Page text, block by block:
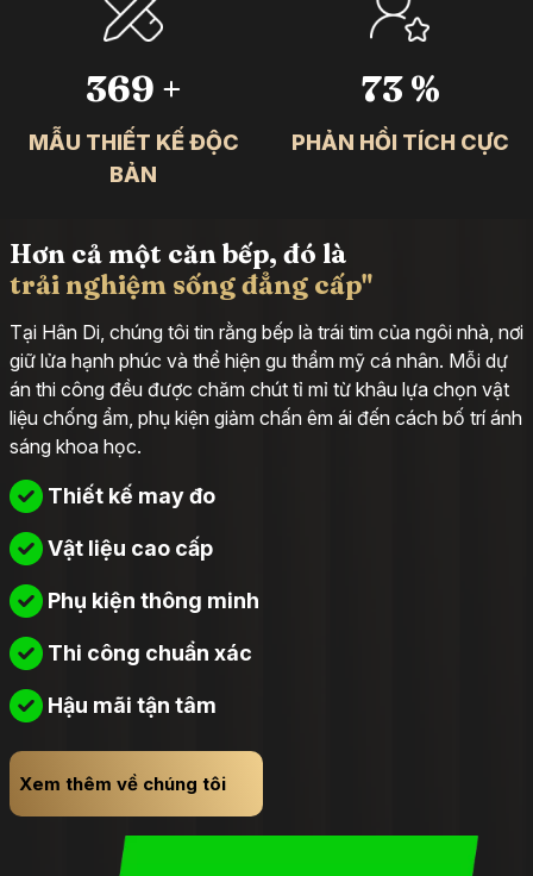
500 +
MẪU THIẾT KẾ ĐỘC
BẢN
99 %
PHẢN HỒI TÍCH CỰC
Hơn cả một căn bếp, đó là
trải nghiệm sống đẳng cấp"
Tại Hân Di, chúng tôi tin rằng bếp là trái tim của ngôi nhà, nơi
giữ lửa hạnh phúc và thể hiện gu thẩm mỹ cá nhân. Mỗi dự
án thi công đều được chăm chút tỉ mỉ từ khâu lựa chọn vật
liệu chống ẩm, phụ kiện giảm chấn êm ái đến cách bố trí ánh
sáng khoa học.
Thiết kế may đo
Vật liệu cao cấp
Phụ kiện thông minh
Thi công chuẩn xác
Hậu mãi tận tâm
Xem thêm về chúng tôi